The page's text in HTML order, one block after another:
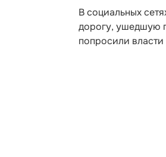
В социальных
дорогу, ушедшую
попросили